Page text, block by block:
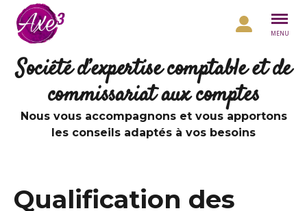
Aller au contenu
MENU
Société d’expertise comptable et de
commissariat aux comptes
Nous vous accompagnons et vous apportons
les conseils adaptés à vos besoins
Qualification des